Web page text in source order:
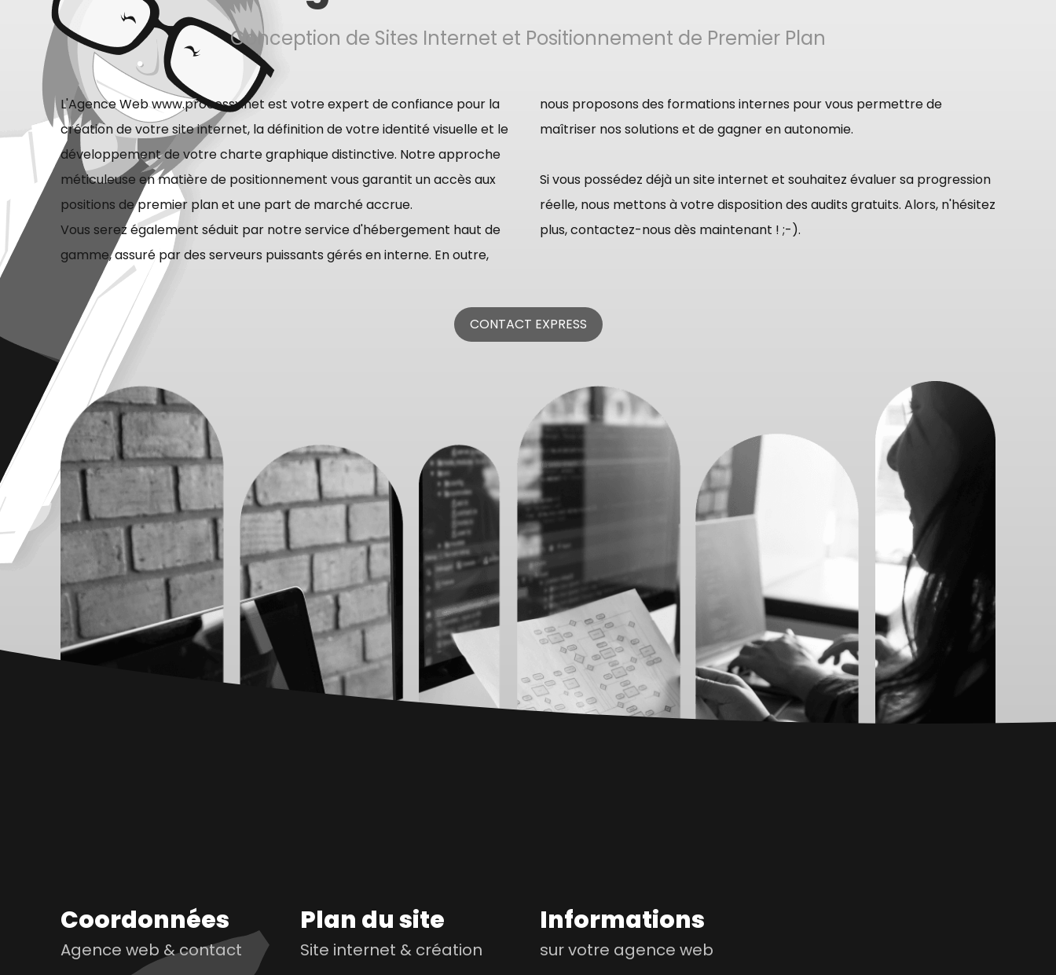
Conception de Sites Internet et Positionnement de Premier Plan
L'Agence Web www.processx.net est votre expert de confiance pour la
création de votre site internet, la définition de votre identité visuelle et le
développement de votre charte graphique distinctive. Notre approche
méticuleuse en matière de positionnement vous garantit un accès aux
positions de premier plan et une part de marché accrue.
Vous serez également séduit par notre service d'hébergement haut de
gamme, assuré par des serveurs puissants gérés en interne. En outre,
nous proposons des formations internes pour vous permettre de
maîtriser nos solutions et de gagner en autonomie.
Si vous possédez déjà un site internet et souhaitez évaluer sa progression
réelle, nous mettons à votre disposition des audits gratuits. Alors, n'hésitez
plus, contactez-nous dès maintenant ! ;-).
CONTACT EXPRESS
Coordonnées
Agence web & contact
Plan du site
Site internet & création
Informations
sur votre agence web